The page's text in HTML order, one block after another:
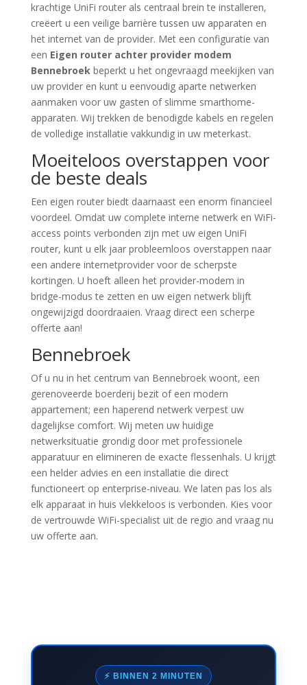
krachtige UniFi router als centraal brein te installeren,
creëert u een veilige barrière tussen uw apparaten en
het internet van de provider. Met een configuratie van
een Eigen router achter provider modem
Bennebroekbeperkt u het ongevraagd meekijken van
uw provider en kunt u eenvoudig aparte netwerken
aanmaken voor uw gasten of slimme smarthome-
apparaten. Wij trekken de benodigde kabels en regelen
de volledige installatie vakkundig in uw meterkast.
Moeiteloos overstappen voor
de beste deals
Een eigen router biedt daarnaast een enorm financieel
voordeel. Omdat uw complete interne netwerk en WiFi-
access points verbonden zijn met uw eigen UniFi
router, kunt u elk jaar probleemloos overstappen naar
een andere internetprovider voor de scherpste
kortingen. U hoeft alleen het provider-modem in
bridge-modus te zetten en uw eigen netwerk blijft
ongewijzigd doordraaien. Vraag direct een scherpe
offerte aan!
Bennebroek
Of u nu in het centrum van Bennebroek woont, een
gerenoveerde boerderij bezit of een modern
appartement; een haperend netwerk verpest uw
dagelijkse comfort. Wij meten uw huidige
netwerksituatie grondig door met professionele
apparatuur en elimineren de exacte flessenhals. U krijgt
een helder advies en een installatie die direct
functioneert op enterprise-niveau. We laten pas los als
elk apparaat in huis vlekkeloos is verbonden. Kies voor
de vertrouwde WiFi-specialist uit de regio and vraag nu
uw offerte aan.
⚡ BINNEN 2 MINUTEN